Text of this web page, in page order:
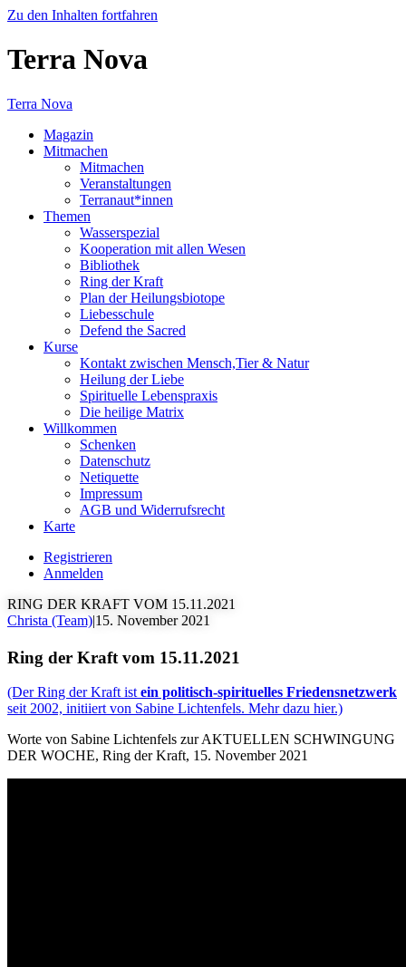
Zu den Inhalten fortfahren
Terra Nova
Terra Nova
Magazin
Mitmachen
Mitmachen
Veranstaltungen
Terranaut*innen
Themen
Wasserspezial
Kooperation mit allen Wesen
Bibliothek
Ring der Kraft
Plan der Heilungsbiotope
Liebesschule
Defend the Sacred
Kurse
Kontakt zwischen Mensch,Tier & Natur
Heilung der Liebe
Spirituelle Lebenspraxis
Die heilige Matrix
Willkommen
Schenken
Datenschutz
Netiquette
Impressum
AGB und Widerrufsrecht
Karte
Registrieren
Anmelden
RING DER KRAFT VOM 15.11.2021
Christa (Team)|15. November 2021
Ring der Kraft vom 15.11.2021
(Der Ring der Kraft ist ein politisch-spirituelles Friedensnetzwerk
seit 2002, initiiert von Sabine Lichtenfels. Mehr dazu hier.)
Worte von Sabine Lichtenfels zur AKTUELLEN SCHWINGUNG
DER WOCHE, Ring der Kraft, 15. November 2021